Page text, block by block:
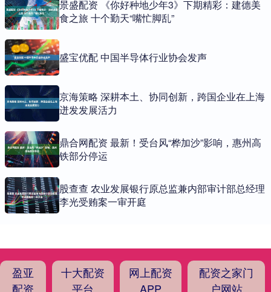
景盛配资 《你好种地少年3》下期精彩：建德美
食之旅 十个勤天“嘴忙脚乱”
盛宝优配 中国半导体行业协会发声
京海策略 深耕本土、协同创新，跨国企业在上海
迸发发展活力
鼎合网配资 最新！受台风“桦加沙”影响，惠州高
铁部分停运
股查查 农业发展银行原总监兼内部审计部总经理
李光受贿案一审开庭
盈亚
配资
十大配资
平台
网上配资
APP
配资之家门
户网站